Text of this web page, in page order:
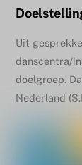
Uit
danscentra/
doelgroep.
Nederland